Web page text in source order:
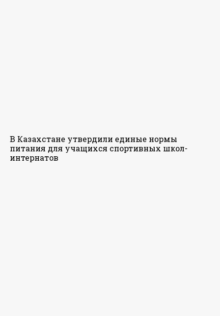
В Казахстане утвердили единые нормы
питания для учащихся спортивных школ-
интернатов